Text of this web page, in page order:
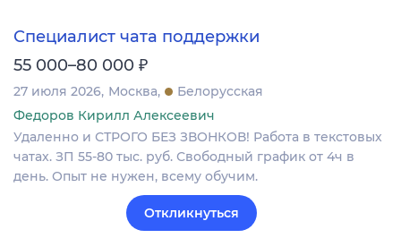
Специалист чата поддержки
55 000–80 000 ₽
27 июля 2026 Москва
Белорусская
Федоров Кирилл Алексеевич
Удаленно и СТРОГО БЕЗ ЗВОНКОВ! Работа в текстовых
чатах. ЗП 55-80 тыс. руб. Свободный график от 4ч в
день. Опыт не нужен, всему обучим.
Откликнуться